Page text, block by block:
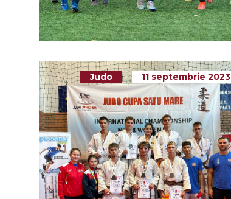
Judo 11 septembrie 2023